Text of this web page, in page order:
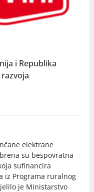
i Republika
elektrane
su bespovratna
sufinancira
iz Programa ruralnog
je Ministarstvo